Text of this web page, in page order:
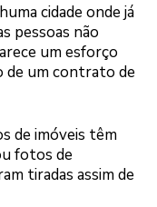
cidade onde já
pessoas não
um esforço
um contrato de
de imóveis têm
fotos de
tiradas assim de